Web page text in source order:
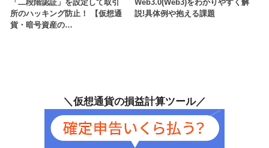
「二段階認証」を設定して取引
所のハッキング防止！ 【仮想通
貨・暗号資産の…
Web3.0(Web3)をわかりやすく解
説!具体例や抱える課題
＼仮想通貨の損益計算ツール／